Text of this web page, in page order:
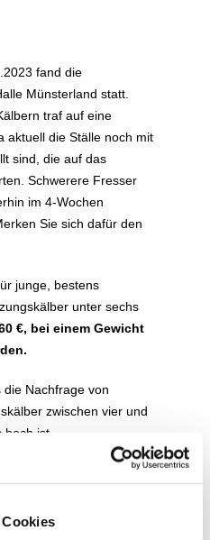
fand die
Münsterland statt.
traf auf eine
aktuell die Ställe noch mit
sind, die auf das
Schwerere Fresser
im 4-Wochen
Sie sich dafür den
junge, bestens
unter sechs
€, bei einem Gewicht
die Nachfrage von
zwischen vier und
ist.